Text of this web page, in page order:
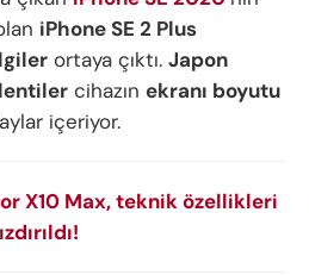
iPhone SE 2 Plus
ortaya çıktı. Japon
cihazın ekranı boyutu
içeriyor.
X10 Max, teknik özellikleri